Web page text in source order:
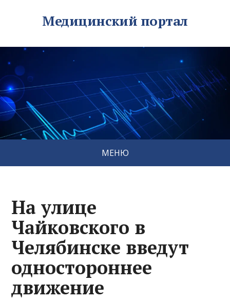
Медицинский портал
МЕНЮ
На улице
Чайковского в
Челябинске введут
одностороннее
движение